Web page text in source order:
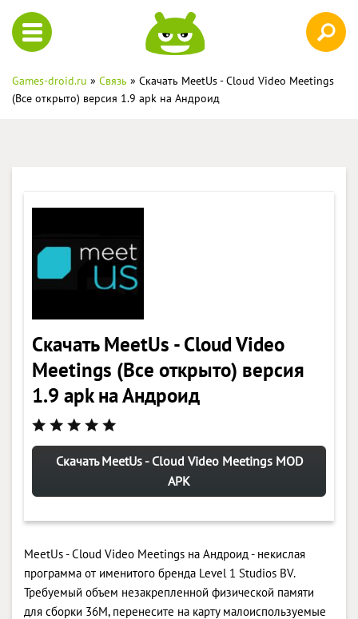
Games-droid.ru » Связь » Скачать MeetUs - Cloud Video Meetings
(Все открыто) версия 1.9 apk на Андроид
Скачать MeetUs - Cloud Video
Meetings (Все открыто) версия
1.9 apk на Андроид
Скачать MeetUs - Cloud Video Meetings MOD
APK
MeetUs - Cloud Video Meetings на Андроид - некислая
программа от именитого бренда Level 1 Studios BV.
Требуемый объем незакрепленной физической памяти
для сборки 36M, перенесите на карту малоиспользуемые